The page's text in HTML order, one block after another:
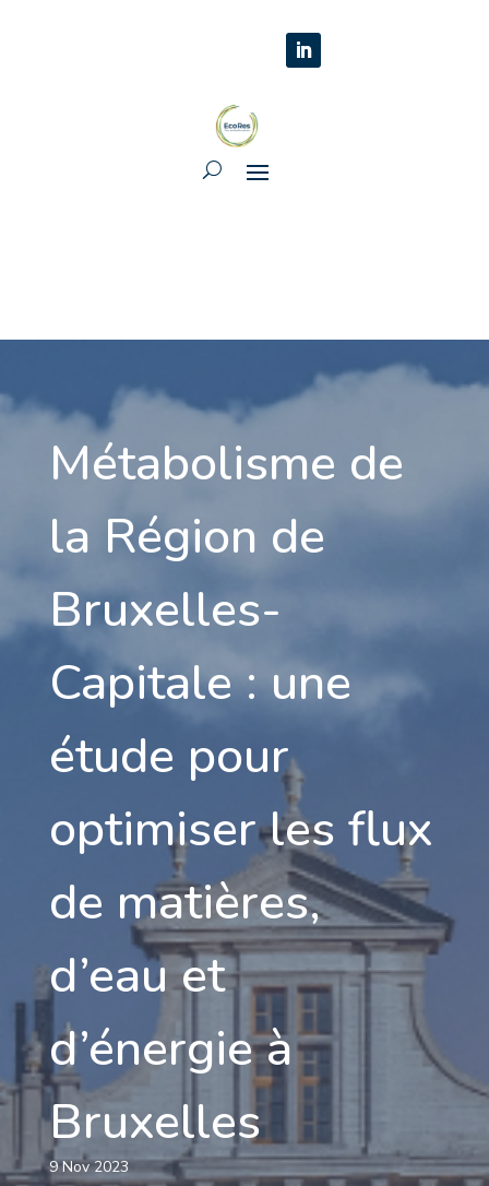
Métabolisme de
la Région de
Bruxelles-
Capitale : une
étude pour
optimiser les flux
de matières,
d’eau et
d’énergie à
Bruxelles
9 Nov 2023